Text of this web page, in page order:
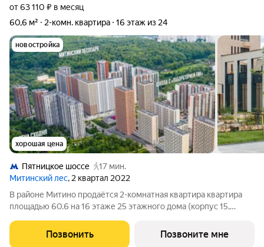
от 63 110 ₽ в месяц
60,6 м²
2-комн. квартира 16 этаж из 24
новостройка
хорошая цена
Пятницкое шоссе
17 мин.
Митинский лес, 2 квартал 2022
В районе Митино продаётся 2-комнатная квартира квартира
площадью 60.6 на 16 этаже 25 этажного дома (корпус 15,
расположение 20 минут пешком до станции метро
«Пятницкое шоссе». 8 минут на автомобиле до
Позвонить Позвоните мне